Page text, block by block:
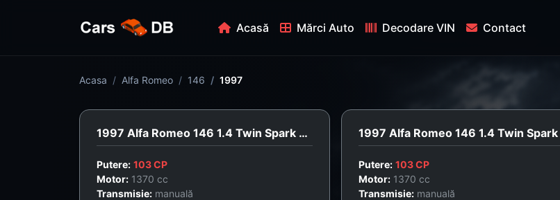
Acasă Mărci Auto Decodare VIN Contact
Acasa Alfa Romeo 146 1997
1997 Alfa Romeo 146 1.4 Twin Spark 16V
Putere: 103 CP
Motor: 1370 cc
Transmisie: manuală
Putere: 103 CP
Motor: 1370 cc
Transmisie: manuală